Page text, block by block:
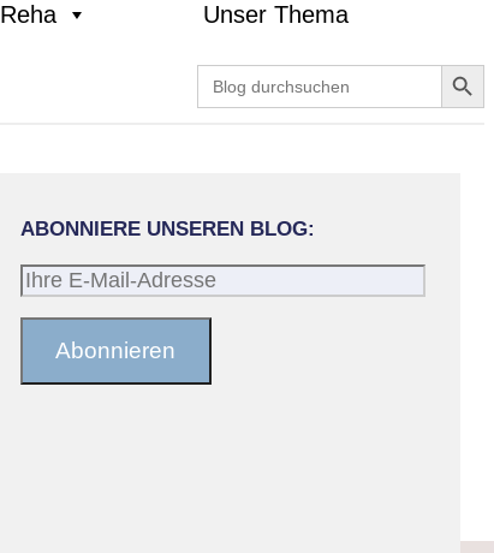
Reha Unser Thema
Search
for:
Search
ABONNIERE UNSEREN BLOG:
Ihre
Mail-Abonnieren